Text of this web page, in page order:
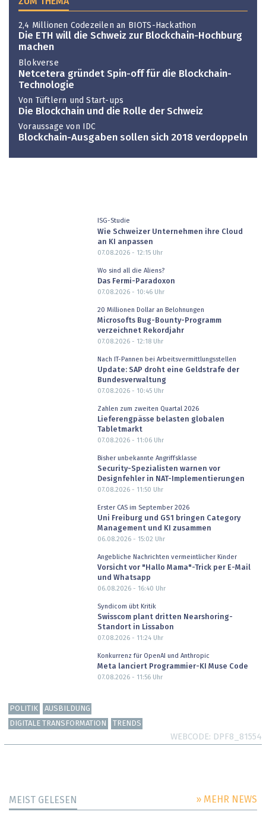
2,4 Millionen Codezeilen an BIOTS-Hackathon
Die ETH will die Schweiz zur Blockchain-Hochburg
machen
Blokverse
Netcetera gründet Spin-off für die Blockchain-
Technologie
Von Tüftlern und Start-ups
Die Blockchain und die Rolle der Schweiz
Voraussage von IDC
Blockchain-Ausgaben sollen sich 2018 verdoppeln
ISG-Studie
Wie Schweizer Unternehmen ihre Cloud
an KI anpassen
07.08.2026 - 12:15Uhr
Wo sind all die Aliens?
Das Fermi-Paradoxon
07.08.2026 - 10:46Uhr
20 Millionen Dollar an Belohnungen
Microsofts Bug-Bounty-Programm
verzeichnet Rekordjahr
07.08.2026 - 12:18Uhr
Nach IT-Pannen bei Arbeitsvermittlungsstellen
Update: SAP droht eine Geldstrafe der
Bundesverwaltung
07.08.2026 - 10:45Uhr
Zahlen zum zweiten Quartal 2026
Lieferengpässe belasten globalen
Tabletmarkt
07.08.2026 - 11:06Uhr
Bisher unbekannte Angriffsklasse
Security-Spezialisten warnen vor
Designfehler in NAT-Implementierungen
07.08.2026 - 11:50 Uhr
Erster CAS im September 2026
Uni Freiburg und GS1 bringen Category
Management und KI zusammen
06.08.2026 - 15:02 Uhr
Angebliche Nachrichten vermeintlicher Kinder
Vorsicht vor "Hallo Mama"-Trick per E-Mail
und Whatsapp
06.08.2026 - 16:40 Uhr
Syndicom übt Kritik
Swisscom plant dritten Nearshoring-
Standort in Lissabon
07.08.2026 - 11:24Uhr
Konkurrenz für OpenAI und Anthropic
Meta lanciert Programmier-KI Muse Code
07.08.2026 - 11:56Uhr
POLITIK
AUSBILDUNG
DIGITALE TRANSFORMATION
TRENDS
WEBCODE DPF8_81554
MEIST GELESEN » MEHR NEWS